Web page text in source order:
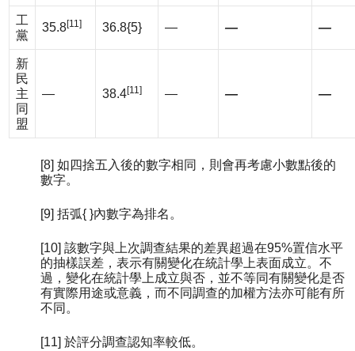
工
黨
35.8[11] 36.8{5} — — —
新
民
主
同
盟
— 38.4[11] — — —
[8] 如四捨五入後的數字相同，則會再考慮小數點後的
數字。
[9] 括弧{ }內數字為排名。
[10] 該數字與上次調查結果的差異超過在95%置信水平
的抽樣誤差，表示有關變化在統計學上表面成立。不
過，變化在統計學上成立與否，並不等同有關變化是否
有實際用途或意義，而不同調查的加權方法亦可能有所
不同。
[11] 於評分調查認知率較低。